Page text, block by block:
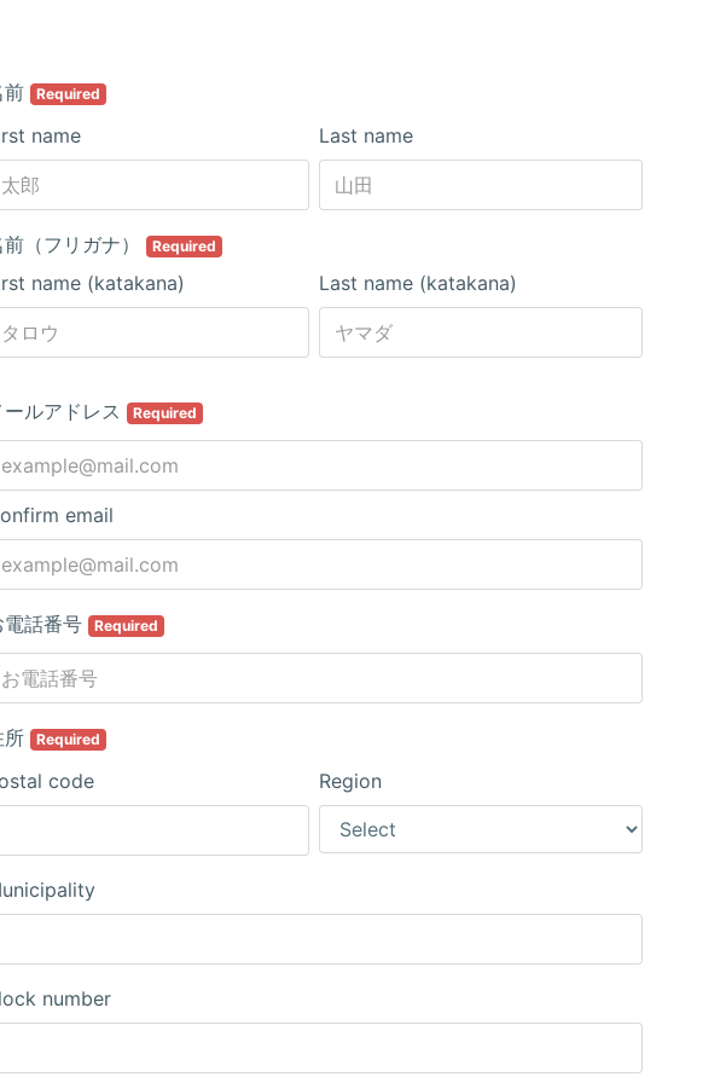
前 Required
Last name
name
（フリガナ） Required
Last name (katakana)
name (katakana)
ールアドレス Required
email
電話番号 Required
所 Required
code Region
number